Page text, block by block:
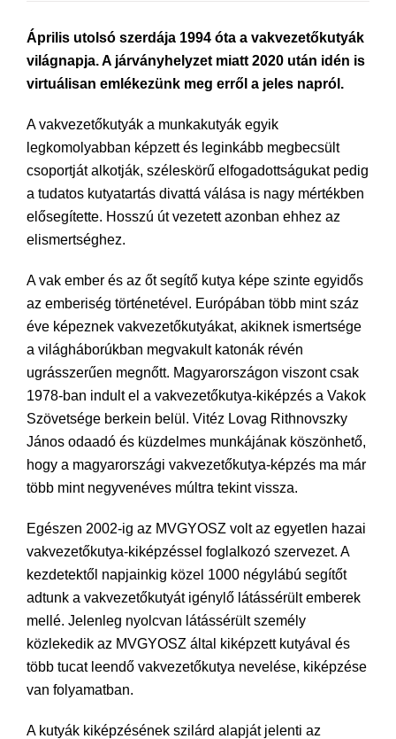
Április utolsó szerdája 1994 óta a vakvezetőkutyák
világnapja. A járványhelyzet miatt 2020 után idén is
virtuálisan emlékezünk meg erről a jeles napról.
A vakvezetőkutyák a munkakutyák egyik
legkomolyabban képzett és leginkább megbecsült
csoportját alkotják, széleskörű elfogadottságukat pedig
a tudatos kutyatartás divattá válása is nagy mértékben
elősegítette. Hosszú út vezetett azonban ehhez az
elismertséghez.
A vak ember és az őt segítő kutya képe szinte egyidős
az emberiség történetével. Európában több mint száz
éve képeznek vakvezetőkutyákat, akiknek ismertsége
a világháborúkban megvakult katonák révén
ugrásszerűen megnőtt. Magyarországon viszont csak
1978-ban indult el a vakvezetőkutya-kiképzés a Vakok
Szövetsége berkein belül. Vitéz Lovag Rithnovszky
János odaadó és küzdelmes munkájának köszönhető,
hogy a magyarországi vakvezetőkutya-képzés ma már
több mint negyvenéves múltra tekint vissza.
Egészen 2002-ig az MVGYOSZ volt az egyetlen hazai
vakvezetőkutya-kiképzéssel foglalkozó szervezet. A
kezdetektől napjainkig közel 1000 négylábú segítőt
adtunk a vakvezetőkutyát igénylő látássérült emberek
mellé. Jelenleg nyolcvan látássérült személy
közlekedik az MVGYOSZ által kiképzett kutyával és
több tucat leendő vakvezetőkutya nevelése, kiképzése
van folyamatban.
A kutyák kiképzésének szilárd alapját jelenti az